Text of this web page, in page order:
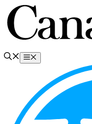
Перейти
содержимому
Меню